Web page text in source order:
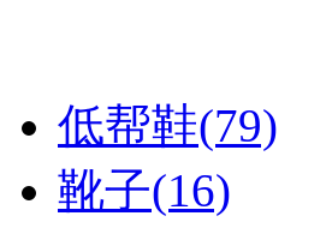
低帮鞋(79)
靴子(16)